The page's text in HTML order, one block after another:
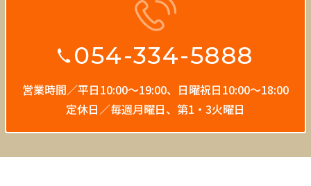
054-334-5888
営業時間／平日10:00〜19:00、 日曜祝日10:00〜18:00
定休日／毎週月曜日、第1・3火曜日